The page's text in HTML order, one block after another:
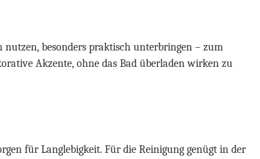
nutzen, besonders praktisch unterbringen – zum
Akzente, ohne das Bad überladen wirken zu
für Langlebigkeit. Für die Reinigung genügt in der